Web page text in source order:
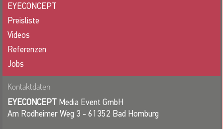
EYECONCEPT
Preisliste
Videos
Referenzen
Jobs
Kontaktdaten
EYECONCEPT Media Event GmbH
Am Rodheimer Weg 3 - 61352 Bad Homburg